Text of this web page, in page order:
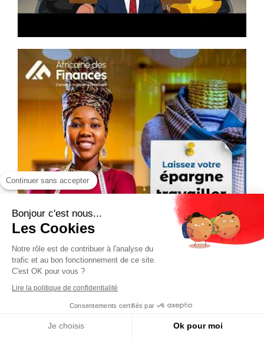
Continuer sans accepter
Bonjour c'est nous...
Les Cookies
Notre rôle est de contribuer à l'analyse du
trafic et au bon fonctionnement de ce site.
C'est OK pour vous ?
Lire la politique de confidentialité
Consentements certifiés par
Je choisis Ok pour moi